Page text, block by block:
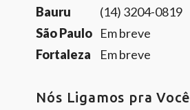
Bauru
(14) 3204-0819
São Paulo Em breve
Fortaleza
Em breve
Nós Ligamos pra Você